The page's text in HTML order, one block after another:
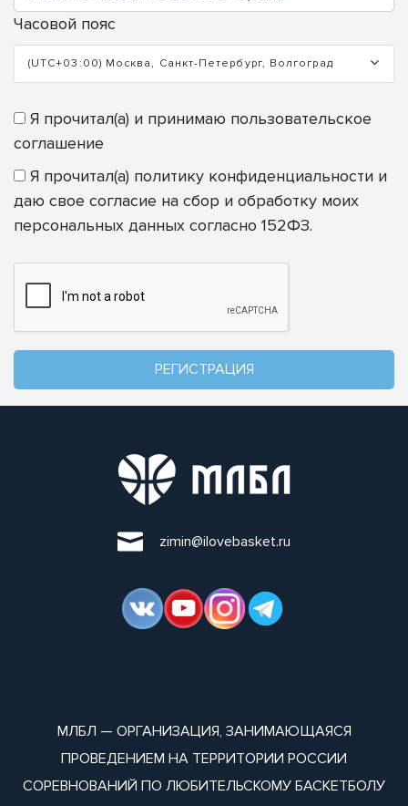
Часовой пояс
(UTC+03:00) Москва, Санкт-Петербург, Волгоград
Я прочитал(а) и принимаю пользовательское
соглашение
Я прочитал(а) политику конфиденциальности и
даю свое согласие на сбор и обработку моих
персональных данных согласно 152ФЗ.
РЕГИСТРАЦИЯ
zimin@ilovebasket.ru
МЛБЛ — ОРГАНИЗАЦИЯ, ЗАНИМАЮЩАЯСЯ
ПРОВЕДЕНИЕМ НА ТЕРРИТОРИИ РОССИИ
СОРЕВНОВАНИЙ ПО ЛЮБИТЕЛЬСКОМУ БАСКЕТБОЛУ